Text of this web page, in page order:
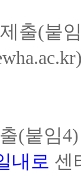
출(붙
(붙임4)
내로 센